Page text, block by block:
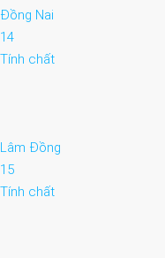
Đồng Nai
14
Tính chất
Lâm Đồng
15
Tính chất